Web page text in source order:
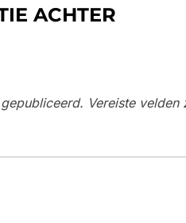
ACHTER
Vereiste